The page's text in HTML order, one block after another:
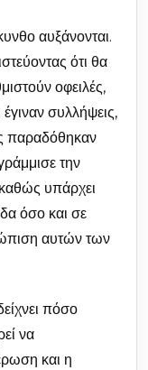
αυξάνονται.
ότι θα
οφειλές,
συλλήψεις,
παραδόθηκαν
την
υπάρχει
όσο και σε
αυτών των
πόσο
να
και η